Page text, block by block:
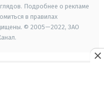
Подробнее о рекламе
в правилах
© 2005—2022, ЗАО